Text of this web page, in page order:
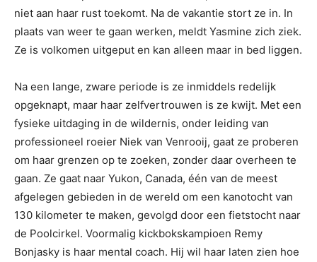
niet aan haar rust toekomt. Na de vakantie stort ze in. In
plaats van weer te gaan werken, meldt Yasmine zich ziek.
Ze is volkomen uitgeput en kan alleen maar in bed liggen.
Na een lange, zware periode is ze inmiddels redelijk
opgeknapt, maar haar zelfvertrouwen is ze kwijt. Met een
fysieke uitdaging in de wildernis, onder leiding van
professioneel roeier Niek van Venrooij, gaat ze proberen
om haar grenzen op te zoeken, zonder daar overheen te
gaan. Ze gaat naar Yukon, Canada, één van de meest
afgelegen gebieden in de wereld om een kanotocht van
130 kilometer te maken, gevolgd door een fietstocht naar
de Poolcirkel. Voormalig kickbokskampioen Remy
Bonjasky is haar mental coach. Hij wil haar laten zien hoe